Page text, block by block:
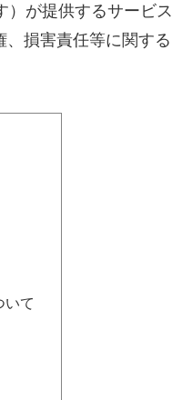
）が提供するサービス
損害責任等に関する
いて